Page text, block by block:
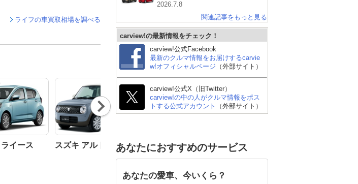
ライフの車買取相場を調べる
イース スズキ アルトラパン 日産 デイズ
Nex
t
2026.7.8
関連記事をもっと見る
carview!の最新情報をチェック！
carview!公式Facebook
最新のクルマ情報をお届けするcarvie
w!オフィシャルページ （外部サイト）
carview!公式X（旧Twitter）
carview!の中の人がクルマ情報をポス
トする公式アカウント
（外部サイト）
あなたにおすすめのサービス
あなたの愛車、今いくら？